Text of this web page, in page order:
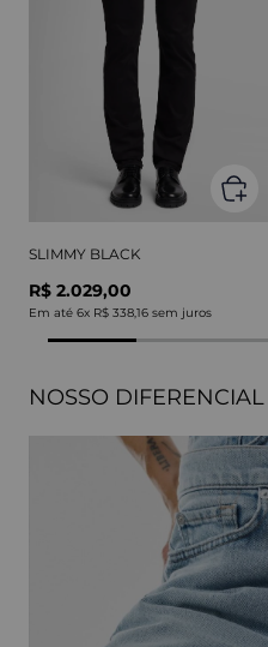
SLIMMY BLACK
R$ 2.029,00
Em até 6x R$ 338,16 sem juros
NOSSO DIFERENCIAL